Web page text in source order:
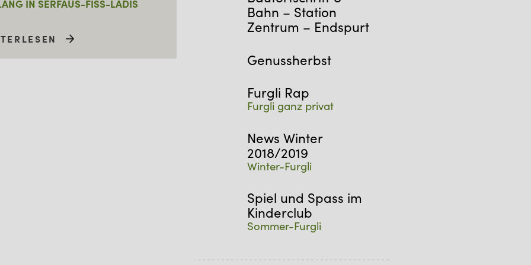
IN SERFAUS-FISS-LADIS
Bahn – Station
Zentrum – Endspurt
Genussherbst
Furgli Rap
Furgli ganz privat
News Winter
2018/2019
Winter-Furgli
Spiel und Spass im
Kinderclub
Sommer-Furgli